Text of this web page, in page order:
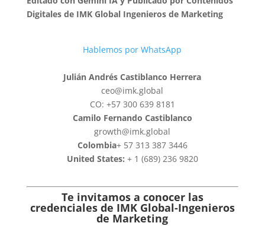
Digitales de IMK Global Ingenieros de Marketing
Hablemos por WhatsApp
Julián Andrés Castiblanco Herrera
ceo@imk.global
CO: +57 300 639 8181
Camilo Fernando Castiblanco
growth@imk.global
Colombia+ 57 313 387 3446
United States: + 1 (689) 236 9820
Te invitamos a conocer las
credenciales de IMK Global-Ingenieros
de Marketing